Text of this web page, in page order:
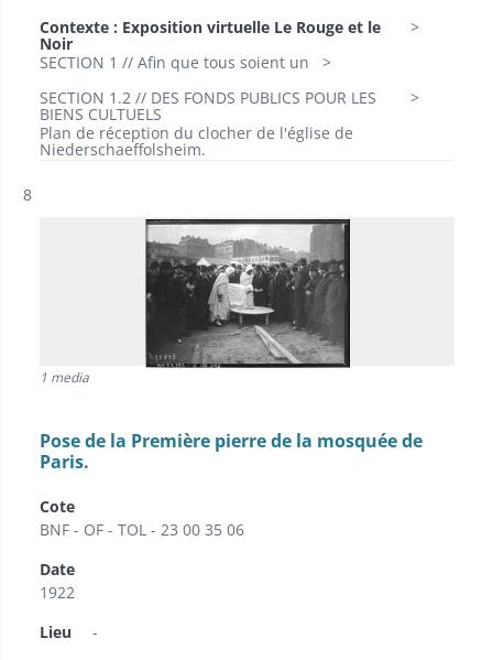
Contexte : Exposition virtuelle Le Rouge et le
Noir
SECTION 1 // Afin que tous soient un
SECTION 1.2 // DES FONDS PUBLICS POUR LES
BIENS CULTUELS
Plan de réception du clocher de l'église de
Niederschaeffolsheim.
Résultat n°
8
1 media
Pose de la Première pierre de la mosquée de
Paris.
Cote
BNF - OF - TOL - 23 00 35 06
Date
1922
Lieu
-